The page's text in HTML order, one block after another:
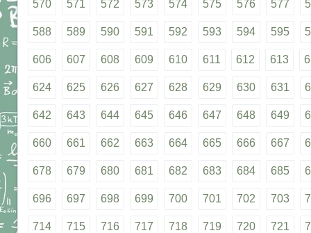
570 571 572 573 574 575 576 577
588 589 590 591 592 593 594 595
606 607 608 609 610 611 612 613
624 625 626 627 628 629 630 631
642 643 644 645 646 647 648 649
660 661 662 663 664 665 666 667
678 679 680 681 682 683 684 685
696 697 698 699 700 701 702 703
714 715 716 717 718 719 720 721